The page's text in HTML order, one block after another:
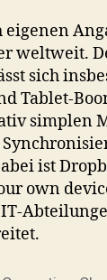
eigenen
weltweit.
sich
Tablet-
simplen
ist
own